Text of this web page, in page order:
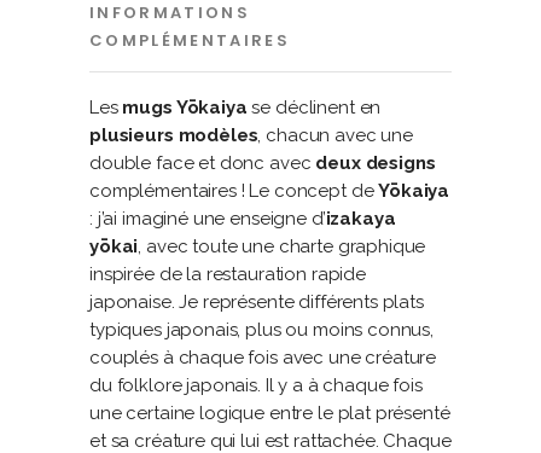
INFORMATIONS
COMPLÉMENTAIRES
Les mugs Yōkaiya se déclinent en
plusieurs modèles, chacun avec une
double face et donc avec deux designs
complémentaires ! Le concept deYōkaiya
: j’ai imaginé une enseigne d’izakaya
yōkai, avec toute une charte graphique
inspirée de la restauration rapide
japonaise. Je représente différents plats
typiques japonais, plus ou moins connus,
couplés à chaque fois avec une créature
du folklore japonais. Il y a à chaque fois
une certaine logique entre le plat présenté
et sa créature qui lui est rattachée. Chaque